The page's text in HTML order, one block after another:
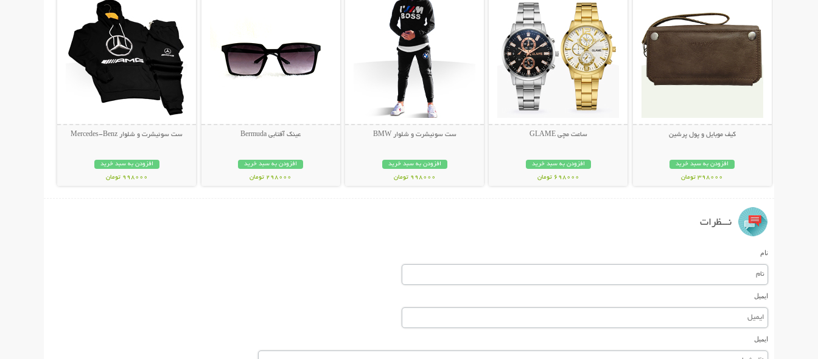
کیف موبایل و پول پرشین
افزودن به سبد خرید
398000 تومان
ساعت مچی GLAME
افزودن به سبد خرید
698000 تومان
ست سوئیشرت و شلوار BMW
افزودن به سبد خرید
998000 تومان
عینک آفتابی Bermuda
افزودن به سبد خرید
298000 تومان
ست سوئیشرت و شلوار Mercedes-Benz
افزودن به سبد خرید
998000 تومان
نـــظرات
نام
ایمیل
ایمیل